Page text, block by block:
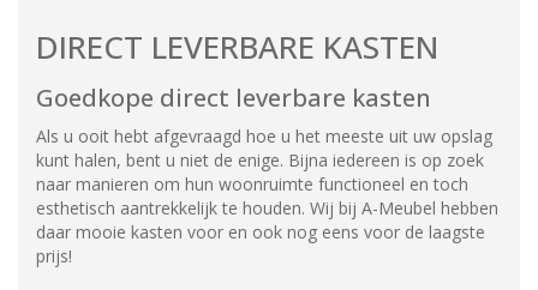
DIRECT LEVERBARE KASTEN
Goedkope direct leverbare kasten
Als u ooit hebt afgevraagd hoe u het meeste uit uw opslag
kunt halen, bent u niet de enige. Bijna iedereen is op zoek
naar manieren om hun woonruimte functioneel en toch
esthetisch aantrekkelijk te houden. Wij bij A-Meubel hebben
daar mooie kasten voor en ook nog eens voor de laagste
prijs!